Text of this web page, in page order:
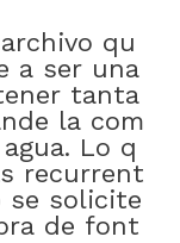
archivo qu
a ser una
tanta
la com
agua. Lo q
recurrent
se solicite
de font